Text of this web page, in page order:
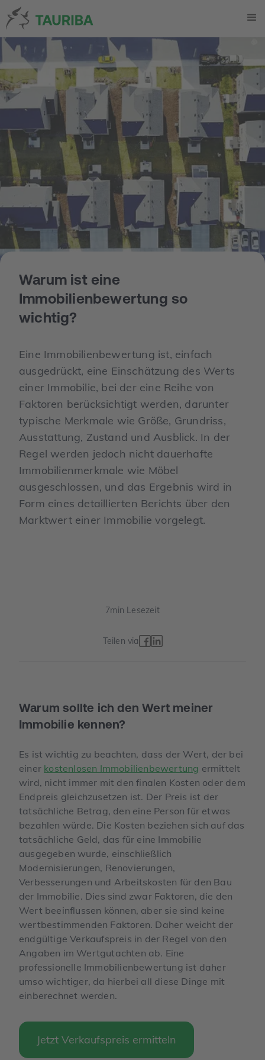
Warum ist eine
Immobilienbewertung so
wichtig?
Eine Immobilienbewertung ist, einfach
ausgedrückt, eine Einschätzung des Werts
einer Immobilie, bei der eine Reihe von
Faktoren berücksichtigt werden, darunter
typische Merkmale wie Größe, Grundriss,
Ausstattung, Zustand und Ausblick. In der
Regel werden jedoch nicht dauerhafte
Immobilienmerkmale wie Möbel
ausgeschlossen, und das Ergebnis wird in
Form eines detaillierten Berichts über den
Marktwert einer Immobilie vorgelegt.
7min Lesezeit
Teilen via
Warum sollte ich den Wert meiner
Immobilie kennen?
Es ist wichtig zu beachten, dass der Wert, der bei
einer kostenlosen Immobilienbewertung ermittelt
wird, nicht immer mit den finalen Kosten oder dem
Endpreis gleichzusetzen ist. Der Preis ist der
tatsächliche Betrag, den eine Person für etwas
bezahlen würde. Die Kosten beziehen sich auf das
tatsächliche Geld, das für eine Immobilie
ausgegeben wurde, einschließlich
Modernisierungen, Renovierungen,
Verbesserungen und Arbeitskosten für den Bau
der Immobilie. Dies sind zwar Faktoren, die den
Wert beeinflussen können, aber sie sind keine
wertbestimmenden Faktoren. Daher weicht der
endgültige Verkaufspreis in der Regel von den
Angaben im Wertgutachten ab. Eine
professionelle Immobilienbewertung ist daher
umso wichtiger, da hierbei all diese Dinge mit
einberechnet werden.
Jetzt Verkaufspreis ermitteln